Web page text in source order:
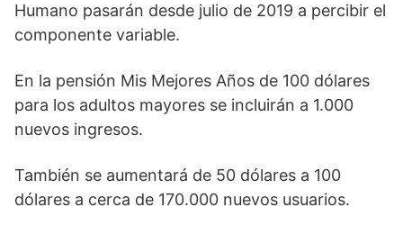
Humano pasarán desde julio de 2019 a percibir el
componente variable.
En la pensión Mis Mejores Años de 100 dólares
para los adultos mayores se incluirán a 1.000
nuevos ingresos.
También se aumentará de 50 dólares a 100
dólares a cerca de 170.000 nuevos usuarios.